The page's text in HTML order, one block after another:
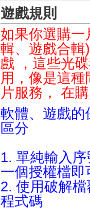
遊戲規則
如果你選購一
輯、遊戲合輯
戲 ，這些光
用，像是這
片服務， 在
軟體、遊戲的
區分
1. 單純輸入
一個授權檔
2. 使用破解
程式碼